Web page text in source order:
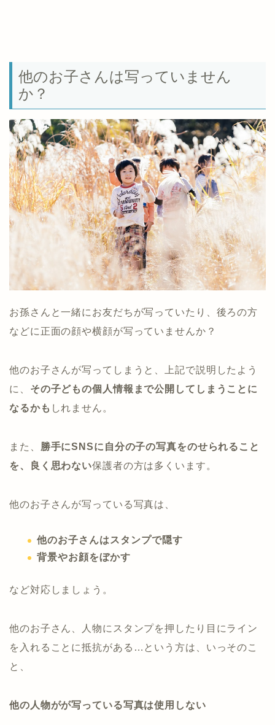
他のお子さんは写っていません
か？
お孫さんと一緒にお友だちが写っていたり、後ろの方
などに正面の顔や横顔が写っていませんか？
他のお子さんが写ってしまうと、上記で説明したよう
に、 その子どもの個人情報まで公開してしまうことに
なるかも しれません。
また、 勝手にSNSに自分の子の写真をのせられること
を、良く思わない保護者の方は多くいます。
他のお子さんが写っている写真は、
他のお子さんはスタンプで隠す
背景やお顔をぼかす
など対応しましょう。
他のお子さん、人物にスタンプを押したり目にライン
を入れることに抵抗がある…という方は、いっそのこ
と、
他の人物がが写っている写真は使用しない